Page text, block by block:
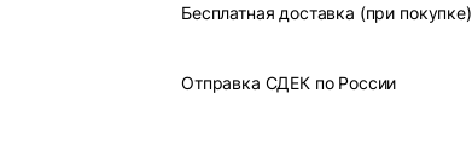
Бесплатная доставка (при покупке)
Отправка СДЕК по России